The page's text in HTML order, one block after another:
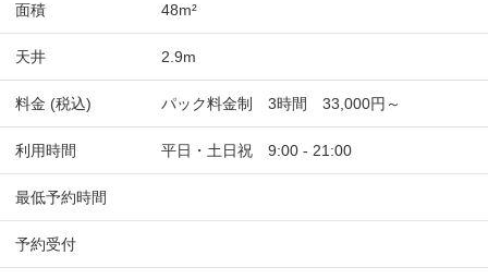
面積 48m²
天井 2.9m
料金 (税込) パック料金制 3時間 33,000円～
利用時間 平日・土日祝 9:00 - 21:00
最低予約時間
予約受付